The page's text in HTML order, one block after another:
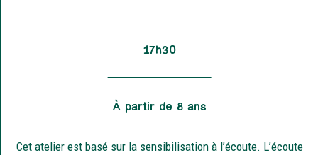
17h30
À partir de 8 ans
Cet atelier est basé sur la sensibilisation à l’écoute. L’écoute